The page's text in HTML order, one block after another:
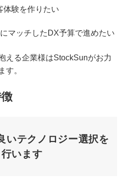
体験を作りたい
マッチしたDX予算で進めたい
える企業様はStockSunがお力
す。
いテクノロジー選択を
行います